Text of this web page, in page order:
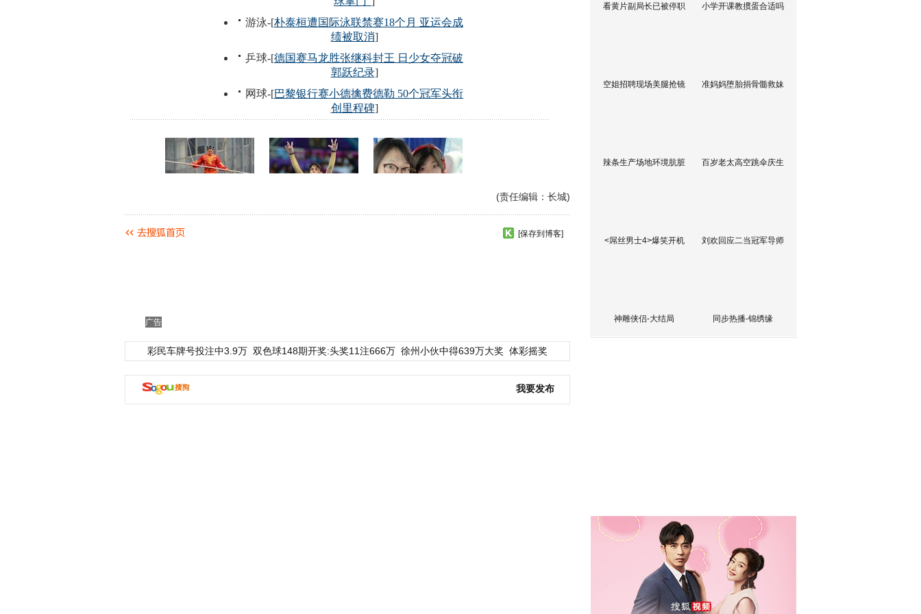
(责任编辑：长城)
[保存到博客]
广告
彩民车牌号投注中3.9万 双色球148期开奖:头奖11注666万 徐州小伙中得639万大奖 体彩摇奖
我要发布
看黄片副局长已被停职 小学开课教掼蛋合适吗
空姐招聘现场美腿抢镜 准妈妈堕胎捐骨髓救妹
辣条生产场地环境肮脏 百岁老太高空跳伞庆生
<屌丝男士4>爆笑开机 刘欢回应二当冠军导师
神雕侠侣-大结局 同步热播-锦绣缘